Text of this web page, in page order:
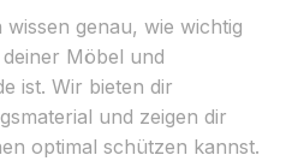
genau, wie wichtig
Möbel und
ist. Wir bieten dir
und zeigen dir
optimal schützen kannst.